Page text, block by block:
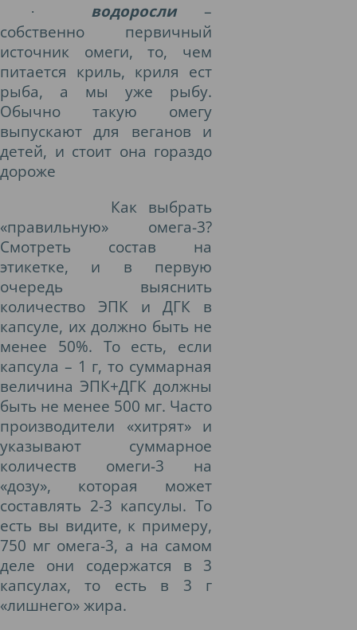
· водоросли–
собственно первичный
источник омеги, то, чем
питается криль, криля ест
рыба, а мы уже рыбу.
Обычно такую омегу
выпускают для веганов и
детей, и стоит она гораздо
дороже
Как выбрать
«правильную» омега-3?
Смотреть состав на
этикетке, и в первую
очередь выяснить
количество ЭПК и ДГК в
капсуле, их должно быть не
менее 50%. То есть, если
капсула – 1 г, то суммарная
величина ЭПК+ДГК должны
быть не менее 500 мг. Часто
производители «хитрят» и
указывают суммарное
количеств омеги-3 на
«дозу», которая может
составлять 2-3 капсулы. То
есть вы видите, к примеру,
750 мг омега-3, а на самом
деле они содержатся в 3
капсулах, то есть в 3 г
«лишнего» жира.